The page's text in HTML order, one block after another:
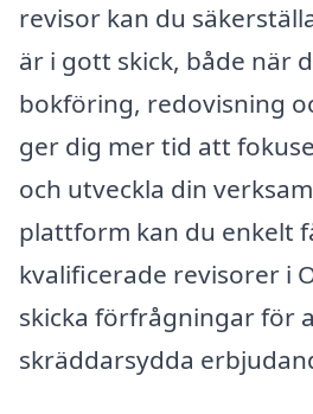
revisor kan du
är i gott skick, både när
bokföring, redovisning
ger dig mer tid att
och utveckla din
plattform kan du enkelt
kvalificerade revisorer i
skicka förfrågningar för
skräddarsydda